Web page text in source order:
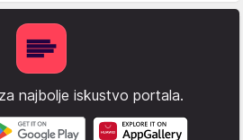
najbolje iskustvo portala.